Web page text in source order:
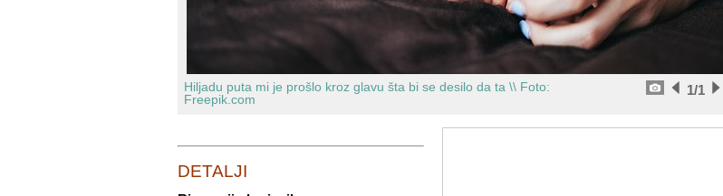
Hiljadu puta mi je prošlo kroz glavu šta bi se desilo da ta \\ Foto:
Freepik.com
/1
1
DETALJI